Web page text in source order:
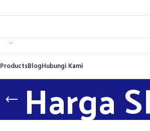
ProductsBlogHubungi Kami
Harga